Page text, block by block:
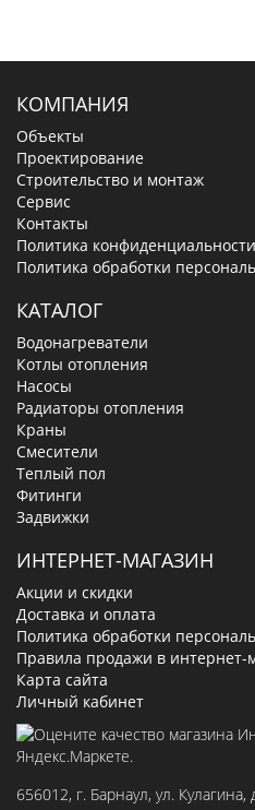
КОМПАНИЯ
Объекты
Проектирование
Строительство и монтаж
Сервис
Контакты
Политика конфиденциальности
Политика обработки
КАТАЛОГ
Водонагреватели
Котлы отопления
Насосы
Радиаторы отопления
Краны
Смесители
Теплый пол
Фитинги
Задвижки
ИНТЕРНЕТ-МАГАЗИН
Акции и скидки
Доставка и оплата
Политика обработки
Правила продажи в интернет-
Карта сайта
Личный кабинет
656012, г. Барнаул, ул. Кулагина,